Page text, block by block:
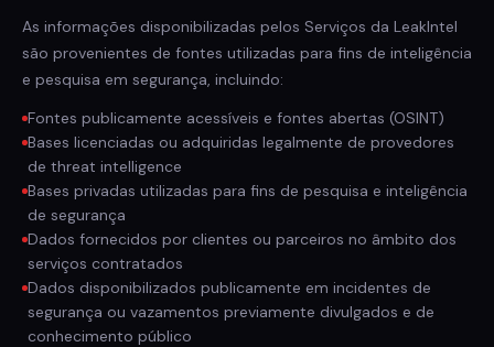
As informações disponibilizadas pelos Serviços da LeakIntel
são provenientes de fontes utilizadas para fins de inteligência
e pesquisa em segurança, incluindo:
Fontes publicamente acessíveis e fontes abertas (OSINT)
Bases licenciadas ou adquiridas legalmente de provedores
de threat intelligence
Bases privadas utilizadas para fins de pesquisa e inteligência
de segurança
Dados fornecidos por clientes ou parceiros no âmbito dos
serviços contratados
Dados disponibilizados publicamente em incidentes de
segurança ou vazamentos previamente divulgados e de
conhecimento público